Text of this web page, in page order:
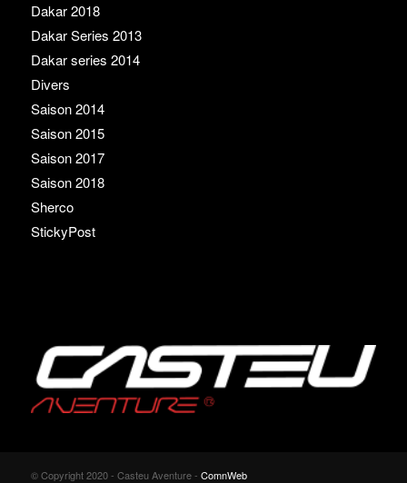
Dakar 2018
Dakar Series 2013
Dakar series 2014
Divers
Saison 2014
Saison 2015
Saison 2017
Saison 2018
Sherco
StickyPost
© Copyright 2020 - Casteu Aventure - ComnWeb